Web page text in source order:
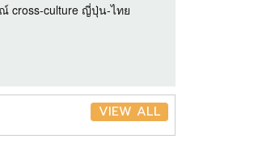
cross-culture ญี่ปุ่น-ไทย
VIEW ALL